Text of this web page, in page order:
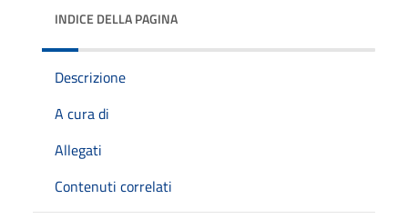
INDICE DELLA PAGINA
Descrizione
A cura di
Allegati
Contenuti correlati